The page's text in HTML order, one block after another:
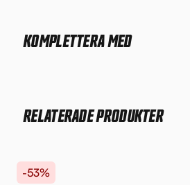
KOMPLETTERA MED
RELATERADE PRODUKTER
-53%